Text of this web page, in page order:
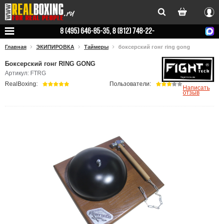
Вход
8 (495) 646-85-35, 8 (812) 748-22-
Главная ЭКИПИРОВКА Таймеры боксерский гонг ring gong
Боксерский гонг RING GONG
Артикул: FTRG
RealBoxing: Пользователи:
Написать
отзыв